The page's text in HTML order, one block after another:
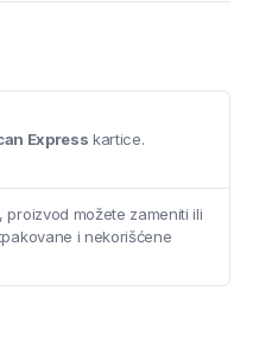
Express kartice.
možete zameniti ili
i nekorišćene